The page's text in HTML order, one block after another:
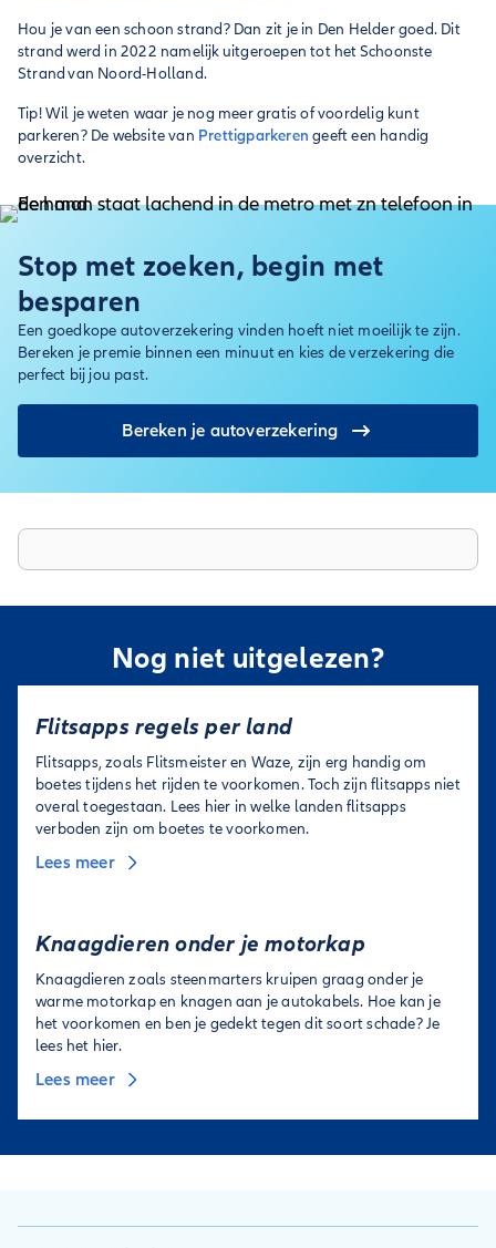
Hou je van een schoon strand? Dan zit je in Den Helder goed. Dit
strand werd in 2022 namelijk uitgeroepen tot het Schoonste
Strand van Noord-Holland.
Tip! Wil je weten waar je nog meer gratis of voordelig kunt
parkeren? De website van Prettigparkeren geeft een handig
overzicht.
Stop met zoeken, begin met
besparen
Een goedkope autoverzekering vinden hoeft niet moeilijk te zijn.
Bereken je premie binnen een minuut en kies de verzekering die
perfect bij jou past.
Bereken je autoverzekering
Nog niet uitgelezen?
Flitsapps regels per land
Flitsapps, zoals Flitsmeister en Waze, zijn erg handig om
boetes tijdens het rijden te voorkomen. Toch zijn flitsapps niet
overal toegestaan. Lees hier in welke landen flitsapps
verboden zijn om boetes te voorkomen.
Lees meer
Knaagdieren onder je motorkap
Knaagdieren zoals steenmarters kruipen graag onder je
warme motorkap en knagen aan je autokabels. Hoe kan je
het voorkomen en ben je gedekt tegen dit soort schade? Je
lees het hier.
Lees meer